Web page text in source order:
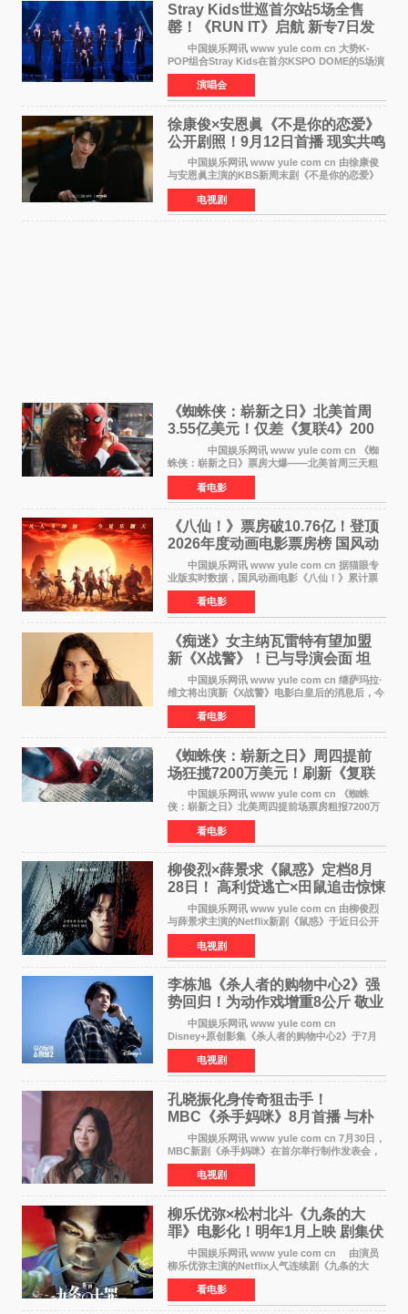
Stray Kids世巡首尔站5场全售
罄！《RUN IT》启航 新专7日发
中国娱乐网讯 www yule com cn 大势K-
POP组合Stray Kids在首尔KSPO DOME的5场演
唱会全部售罄，为新世界巡演拉开序幕。据所属
社JYP娱乐透露，Stray Kids于上月25至26日、
29日及本月1至2日
演唱会
徐康俊×安恩眞《不是你的恋爱》
公开剧照！9月12日首播 现实共鸣
罗曼史来袭
中国娱乐网讯 www yule com cn 由徐康俊
与安恩眞主演的KBS新周末剧《不是你的恋爱》
于近日公开首波剧照，正式定档9月12日首
播。 剧照中，徐康俊与安恩眞并肩而坐，眼
神中流露出复杂而微
电视剧
《蜘蛛侠：崭新之日》北美首周
3.55亿美元！仅差《复联4》200
万 影史第二全球开画
中国娱乐网讯 www yule com cn 《蜘
蛛侠：崭新之日》票房大爆——北美首周三天粗
报3 55亿美元，仅比影史最高北美开画《复仇者
联盟4：终局之战》的3 571亿美元少200万出头，
精报调整后仍
看电影
《八仙！》票房破10.76亿！登顶
2026年度动画电影票房榜 国风动
画逆袭暑期档
中国娱乐网讯 www yule com cn 据猫眼专
业版实时数据，国风动画电影《八仙！》累计票
房突破10 76亿元，超过《熊出没·年年有熊》，
暂列2026年度动画影片票房榜冠军。该片自暑期
档登陆院线以
看电影
《痴迷》女主纳瓦雷特有望加盟
新《X战警》！已与导演会面 坦
言“魔形女一直很酷”
中国娱乐网讯 www yule com cn 继萨玛拉·
维文将出演新《X战警》电影白皇后的消息后，今
年暑期档大热恐怖片《痴迷》女主角印达·纳瓦雷
特也有望加盟这部备受瞩目的漫威新作——目前
还处于有
看电影
《蜘蛛侠：崭新之日》周四提前
场狂揽7200万美元！刷新《复联
4》保持影史纪录
中国娱乐网讯 www yule com cn 《蜘蛛
侠：崭新之日》北美周四提前场票房粗报7200万
美元，创下影史单片北美提前场票房新纪录——
此前该纪录由《复仇者联盟4：终局之战》的6000
万美元保持，本
看电影
柳俊烈×薛景求《鼠惑》定档8月
28日！ 高利贷逃亡×田鼠追击惊悚
来袭
中国娱乐网讯 www yule com cn 由柳俊烈
与薛景求主演的Netflix新剧《鼠惑》于近日公开
主海报，正式定档8月28日上线。 海报中，柳
俊烈与薛景求背对背站立，各自朝向相反方向，
幽暗的色调与
电视剧
李栋旭《杀人者的购物中心2》强
势回归！为动作戏增重8公斤 敬业
获赞
中国娱乐网讯 www yule com cn
Disney+原创影集《杀人者的购物中心2》于7月
22日正式上线，由男神李栋旭主演的郑进湾以2 0
完全体强势回归。该剧第一季曾被《纽约时报》
评选为全球最佳影集之一
电视剧
孔晓振化身传奇狙击手！
MBC《杀手妈咪》8月首播 与朴
恩斌展开收视对决
中国娱乐网讯 www yule com cn 7月30日，
MBC新剧《杀手妈咪》在首尔举行制作发表会，
主演孔晓振、郑准元、李相二、无真星、崔宇
成、李银泉等人一同出席，为新剧宣传造势。这
是孔晓振继《毛骨
电视剧
柳乐优弥×松村北斗《九条的大
罪》电影化！明年1月上映 剧集伏
笔将全面揭晓
中国娱乐网讯 www yule com cn 由演员
柳乐优弥主演的Netflix人气连续剧《九条的大
罪》正式宣布改编为电影，将于明年1月8日全国
上映。柳乐优弥与SixTONES松村北斗再度联
手，为观众带来这部
看电影